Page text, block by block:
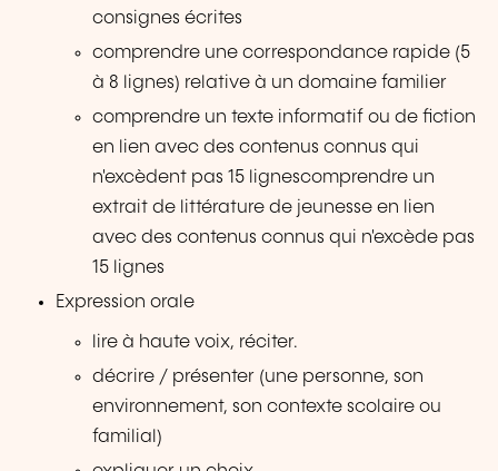
consignes écrites
comprendre une correspondance rapide (5
à 8 lignes) relative à un domaine familier
comprendre un texte informatif ou de fiction
en lien avec des contenus connus qui
n'excèdent pas 15 lignescomprendre un
extrait de littérature de jeunesse en lien
avec des contenus connus qui n'excède pas
15 lignes
Expression orale
lire à haute voix, réciter.
décrire / présenter (une personne, son
environnement, son contexte scolaire ou
familial)